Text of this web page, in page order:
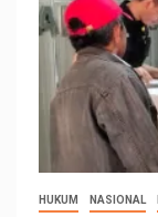
HUKUM NASIONAL